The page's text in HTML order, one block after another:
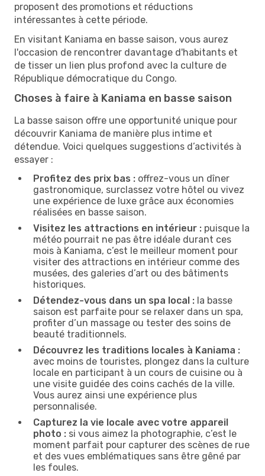
proposent des promotions et réductions
intéressantes à cette période.
En visitant Kaniama en basse saison, vous aurez
l'occasion de rencontrer davantage d'habitants et
de tisser un lien plus profond avec la culture de
République démocratique du Congo.
Choses à faire à Kaniama en basse saison
La basse saison offre une opportunité unique pour
découvrir Kaniama de manière plus intime et
détendue. Voici quelques suggestions d’activités à
essayer :
Profitez des prix bas : offrez-vous un dîner
gastronomique, surclassez votre hôtel ou vivez
une expérience de luxe grâce aux économies
réalisées en basse saison.
Visitez les attractions en intérieur : puisque la
météo pourrait ne pas être idéale durant ces
mois à Kaniama, c’est le meilleur moment pour
visiter des attractions en intérieur comme des
musées, des galeries d’art ou des bâtiments
historiques.
Détendez-vous dans un spa local : la basse
saison est parfaite pour se relaxer dans un spa,
profiter d’un massage ou tester des soins de
beauté traditionnels.
Découvrez les traditions locales à Kaniama :
avec moins de touristes, plongez dans la culture
locale en participant à un cours de cuisine ou à
une visite guidée des coins cachés de la ville.
Vous aurez ainsi une expérience plus
personnalisée.
Capturez la vie locale avec votre appareil
photo : si vous aimez la photographie, c’est le
moment parfait pour capturer des scènes de rue
et des vues emblématiques sans être gêné par
les foules.